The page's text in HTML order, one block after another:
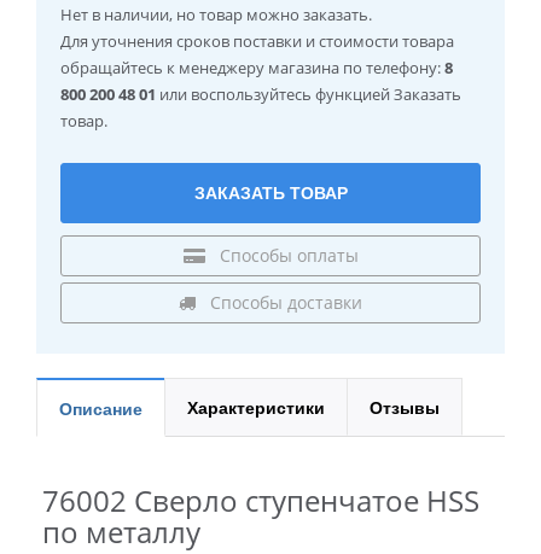
Нет в наличии, но товар можно заказать.
Для уточнения сроков поставки и стоимости товара
обращайтесь к менеджеру магазина по телефону:8
800 200 48 01 или воспользуйтесь функцией Заказать
товар.
ЗАКАЗАТЬ ТОВАР
Способы оплаты
Способы доставки
Описание Характеристики Отзывы
76002 Сверло ступенчатое HSS
по металлу